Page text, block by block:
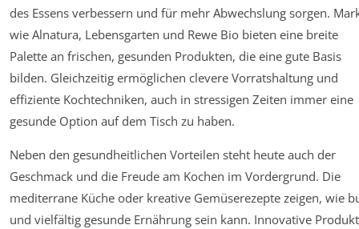
des Essens verbessern und für mehr Abwechslung sorgen.
wie Alnatura, Lebensgarten und Rewe Bio bieten eine breite
Palette an frischen, gesunden Produkten, die eine gute Basis
bilden. Gleichzeitig ermöglichen clevere Vorratshaltung und
effiziente Kochtechniken, auch in stressigen Zeiten immer eine
gesunde Option auf dem Tisch zu haben.
Neben den gesundheitlichen Vorteilen steht heute auch der
Geschmack und die Freude am Kochen im Vordergrund. Die
mediterrane Küche oder kreative Gemüserezepte zeigen, wie
und vielfältig gesunde Ernährung sein kann. Innovative